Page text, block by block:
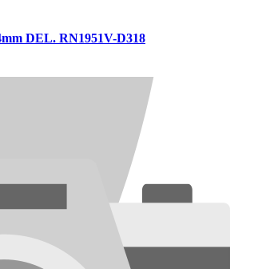
DEL. RN1951V-D318